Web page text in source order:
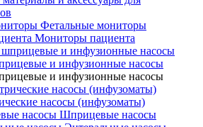
Фетальные мониторы
Мониторы пациента
и инфузионные насосы
и инфузионные насосы
насосы (инфузоматы)
Шприцевые насосы